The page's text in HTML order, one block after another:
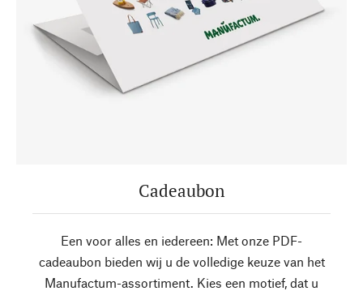
Cadeaubon
Een voor alles en iedereen: Met onze PDF-
cadeaubon bieden wij u de volledige keuze van het
Manufactum-assortiment. Kies een motief, dat u